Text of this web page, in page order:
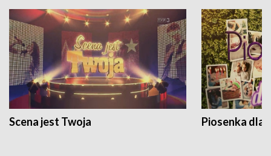
Scena jest Twoja Piosenka dla